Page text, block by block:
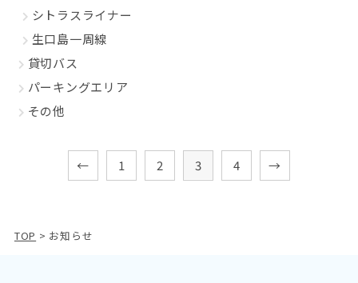
シトラスライナー
生口島一周線
貸切バス
パーキングエリア
その他
← 1 2 3 4 →
TOP > お知らせ